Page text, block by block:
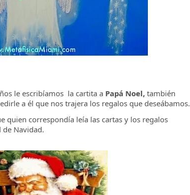
le escribíamos la cartita a Papá Noel, también
a él que nos trajera los regalos que deseábamos.
quien correspondía leía las cartas y los regalos
Navidad.